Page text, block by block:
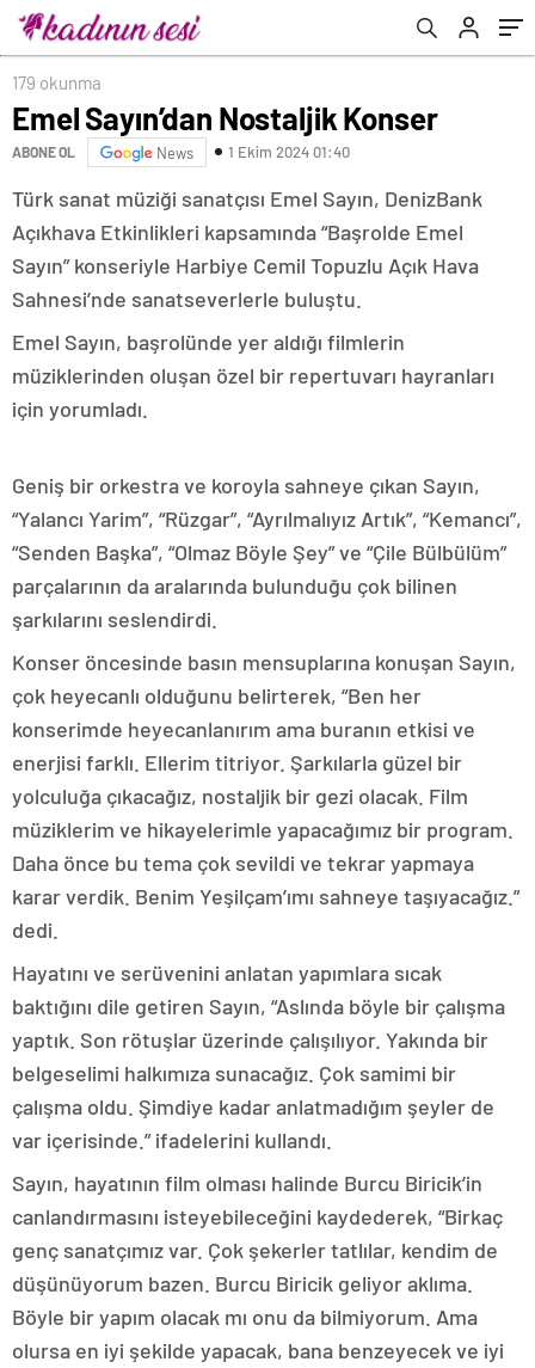
179 okunma
Emel Sayın’dan Nostaljik Konser
ABONE OL News 1 Ekim 2024 01:40
Türk sanat müziği sanatçısı Emel Sayın, DenizBank
Açıkhava Etkinlikleri kapsamında “Başrolde Emel
Sayın” konseriyle Harbiye Cemil Topuzlu Açık Hava
Sahnesi’nde sanatseverlerle buluştu.
Emel Sayın, başrolünde yer aldığı filmlerin
müziklerinden oluşan özel bir repertuvarı hayranları
için yorumladı.
Geniş bir orkestra ve koroyla sahneye çıkan Sayın,
“Yalancı Yarim”, “Rüzgar”, “Ayrılmalıyız Artık”, “Kemancı”,
“Senden Başka”, “Olmaz Böyle Şey” ve “Çile Bülbülüm”
parçalarının da aralarında bulunduğu çok bilinen
şarkılarını seslendirdi.
Konser öncesinde basın mensuplarına konuşan Sayın,
çok heyecanlı olduğunu belirterek, “Ben her
konserimde heyecanlanırım ama buranın etkisi ve
enerjisi farklı. Ellerim titriyor. Şarkılarla güzel bir
yolculuğa çıkacağız, nostaljik bir gezi olacak. Film
müziklerim ve hikayelerimle yapacağımız bir program.
Daha önce bu tema çok sevildi ve tekrar yapmaya
karar verdik. Benim Yeşilçam’ımı sahneye taşıyacağız.”
dedi.
Hayatını ve serüvenini anlatan yapımlara sıcak
baktığını dile getiren Sayın, “Aslında böyle bir çalışma
yaptık. Son rötuşlar üzerinde çalışılıyor. Yakında bir
belgeselimi halkımıza sunacağız. Çok samimi bir
çalışma oldu. Şimdiye kadar anlatmadığım şeyler de
var içerisinde.” ifadelerini kullandı.
Sayın, hayatının film olması halinde Burcu Biricik’in
canlandırmasını isteyebileceğini kaydederek, “Birkaç
genç sanatçımız var. Çok şekerler tatlılar, kendim de
düşünüyorum bazen. Burcu Biricik geliyor aklıma.
Böyle bir yapım olacak mı onu da bilmiyorum. Ama
olursa en iyi şekilde yapacak, bana benzeyecek ve iyi